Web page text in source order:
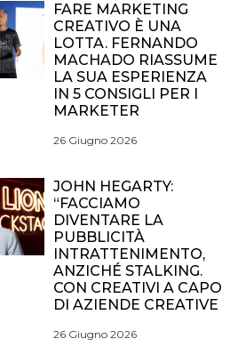
FARE MARKETING
CREATIVO È UNA
LOTTA. FERNANDO
MACHADO RIASSUME
LA SUA ESPERIENZA
IN 5 CONSIGLI PER I
MARKETER
26 Giugno 2026
JOHN HEGARTY:
“FACCIAMO
DIVENTARE LA
PUBBLICITÀ
INTRATTENIMENTO,
ANZICHÉ STALKING.
CON CREATIVI A CAPO
DI AZIENDE CREATIVE
26 Giugno 2026